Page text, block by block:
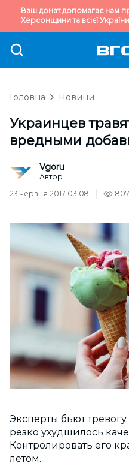
Ваш донат допомагає нам
Херсонщини та всієї
Головна Новини
Украинцев
вредными
Vgoru
Автор
23 червня 2017 03:08
807
Эксперты бьют
резко ухудшилось
Контролировать его
летом.